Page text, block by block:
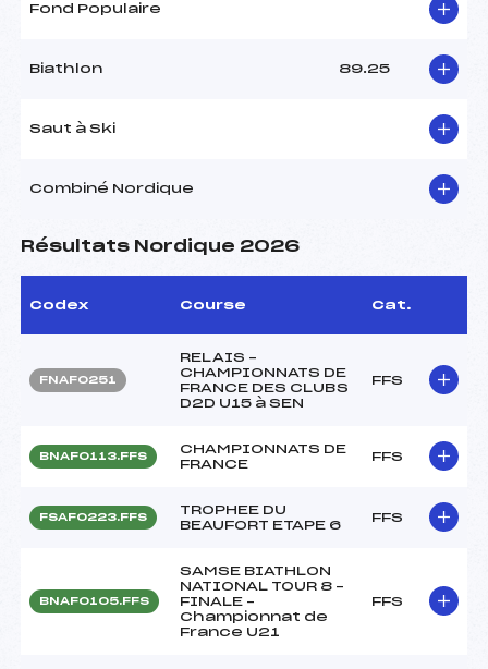
Fond Populaire
Biathlon 89.25
Saut à Ski
Combiné Nordique
Résultats Nordique 2026
Codex Course Cat.
FNAF0251
RELAIS –
CHAMPIONNATS DE
FRANCE DES CLUBS
D2D U15 à SEN
FFS
BNAF0113.FFS
CHAMPIONNATS DE
FRANCE
FFS
FSAF0223.FFS
TROPHEE DU
BEAUFORT ETAPE 6
FFS
BNAF0105.FFS
SAMSE BIATHLON
NATIONAL TOUR 8 –
FINALE –
Championnat de
France U21
FFS